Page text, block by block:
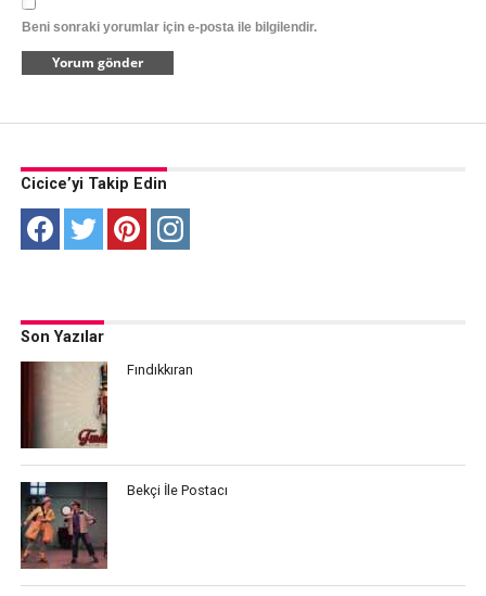
Beni sonraki yorumlar için e-posta ile bilgilendir.
Cicice’yi Takip Edin
Son Yazılar
Fındıkkıran
Bekçi İle Postacı